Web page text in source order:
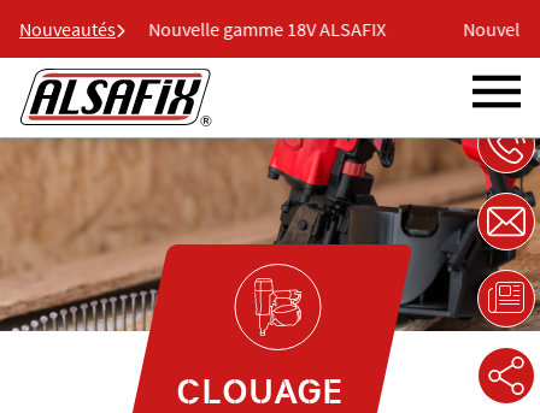
Nouveautés Nouvelle gamme 18V ALSAFIX Nouvelle
CLOUAGE